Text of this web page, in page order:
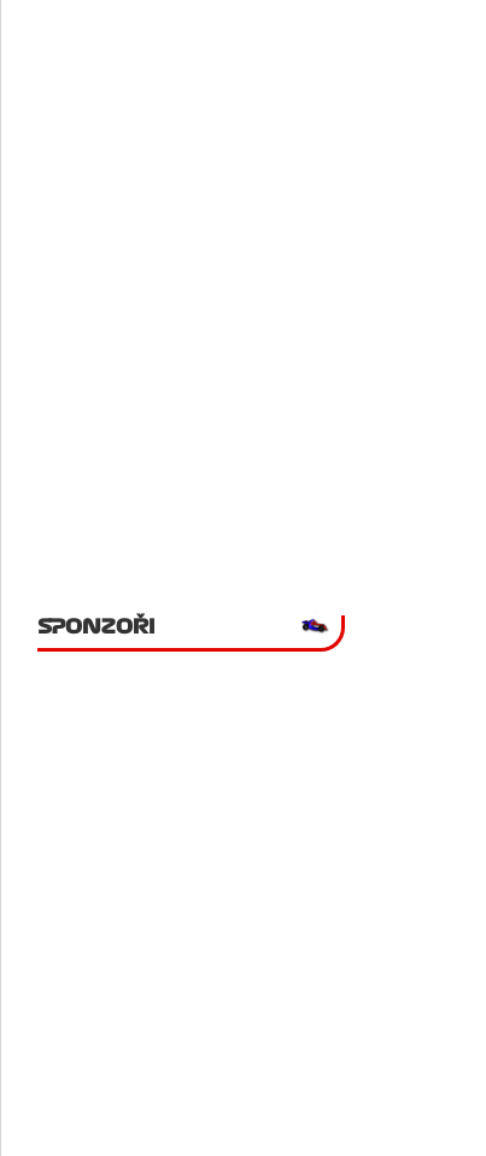
SPONZOŘI